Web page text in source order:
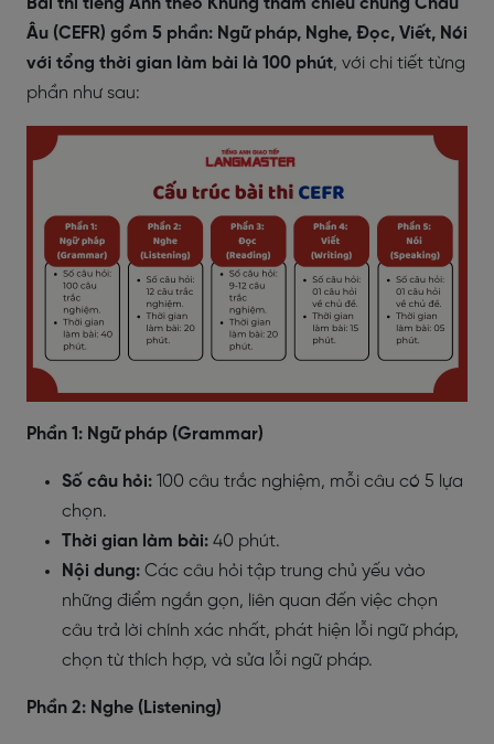
Âu (CEFR) gồm 5 phần: Ngữ pháp, Nghe, Đọc, Viết, Nói
với tổng thời gian làm bài là 100 phút, với chi tiết từng
phần như sau:
Phần 1: Ngữ pháp (Grammar)
Số câu hỏi: 100 câu trắc nghiệm, mỗi câu có 5 lựa
chọn.
Thời gian làm bài: 40 phút.
Nội dung: Các câu hỏi tập trung chủ yếu vào
những điểm ngắn gọn, liên quan đến việc chọn
câu trả lời chính xác nhất, phát hiện lỗi ngữ pháp,
chọn từ thích hợp, và sửa lỗi ngữ pháp.
Phần 2: Nghe (Listening)